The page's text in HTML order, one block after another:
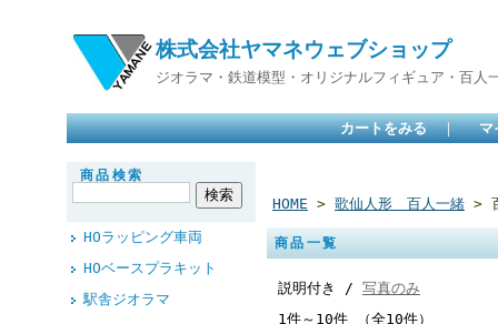
株式会社ヤマネウェブショップ
ジオラマ・鉄道模型・オリジナルフィギュア・百人
カートをみる ｜ マ
商品検索
HOラッピング車両
HOベースプラキット
駅舎ジオラマ
HOME > 歌仙人形 百人一緒 >
商品一覧
説明付き / 写真のみ
1件～10件 （全10件）